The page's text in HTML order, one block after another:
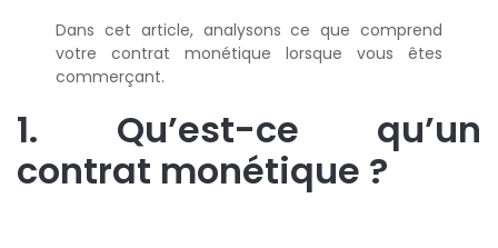
Dans cet article, analysons ce que comprend
votre contrat monétique lorsque vous êtes
commerçant.
1. Qu’est-ce qu’un
contrat monétique ?